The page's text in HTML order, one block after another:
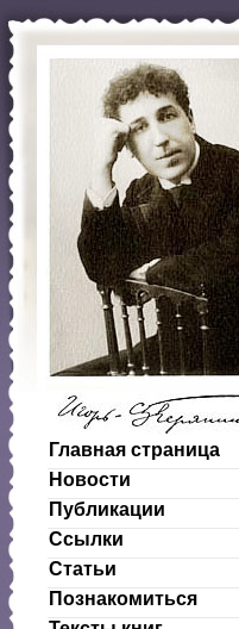
Главная страница
Новости
Публикации
Ссылки
Статьи
Познакомиться